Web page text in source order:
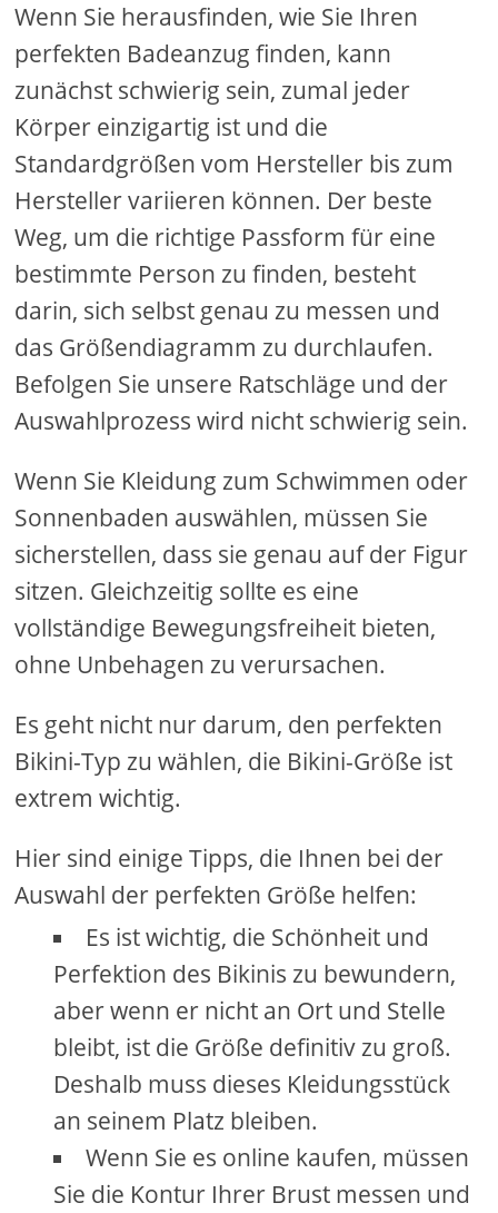
Wenn Sie herausfinden, wie Sie Ihren
perfekten Badeanzug finden, kann
zunächst schwierig sein, zumal jeder
Körper einzigartig ist und die
Standardgrößen vom Hersteller bis zum
Hersteller variieren können. Der beste
Weg, um die richtige Passform für eine
bestimmte Person zu finden, besteht
darin, sich selbst genau zu messen und
das Größendiagramm zu durchlaufen.
Befolgen Sie unsere Ratschläge und der
Auswahlprozess wird nicht schwierig sein.
Wenn Sie Kleidung zum Schwimmen oder
Sonnenbaden auswählen, müssen Sie
sicherstellen, dass sie genau auf der Figur
sitzen. Gleichzeitig sollte es eine
vollständige Bewegungsfreiheit bieten,
ohne Unbehagen zu verursachen.
Es geht nicht nur darum, den perfekten
Bikini-Typ zu wählen, die Bikini-Größe ist
extrem wichtig.
Hier sind einige Tipps, die Ihnen bei der
Auswahl der perfekten Größe helfen:
Es ist wichtig, die Schönheit und
Perfektion des Bikinis zu bewundern,
aber wenn er nicht an Ort und Stelle
bleibt, ist die Größe definitiv zu groß.
Deshalb muss dieses Kleidungsstück
an seinem Platz bleiben.
Wenn Sie es online kaufen, müssen
Sie die Kontur Ihrer Brust messen und